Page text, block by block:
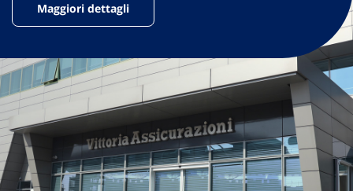
Maggiori dettagli